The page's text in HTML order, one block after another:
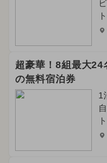
超豪華！8組最大
の無料宿泊券
1